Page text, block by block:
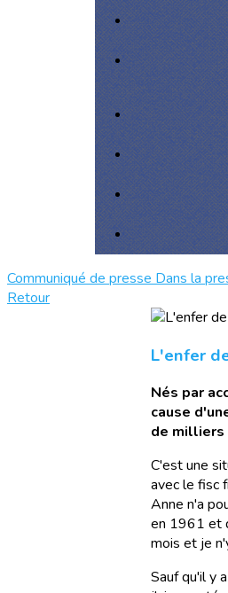
Communiqué de presse Dans la
Retour
L'enfer
Nés par
cause
de milliers
C'est une
avec le fisc
Anne n'a
en 1961 et
mois et je
Sauf qu'il y